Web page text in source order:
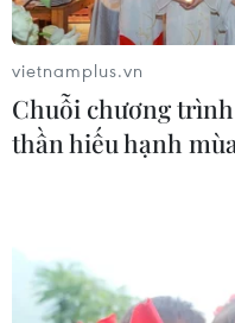
Bộ trưởng Bộ Tài
thanh toán trái
Bộ trưởng Bộ Tài
cơ quan quản lý cần
vietnamplus.vn
Chuỗi chương
thần hiếu hạnh